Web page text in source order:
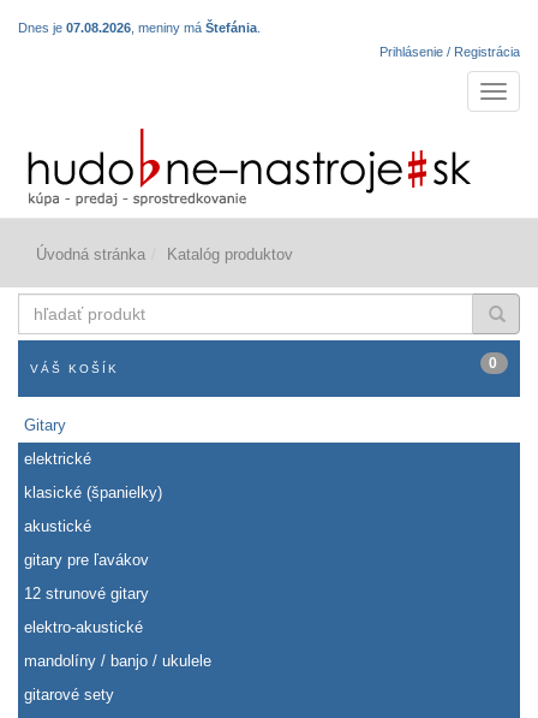
Dnes je 07.08.2026 , meniny má Štefánia
Prihlásenie / Registrácia
Úvodná stránka Katalóg produktov
produkt
VÁŠ KOŠÍK 0
Gitary
elektrické
klasické (španielky)
akustické
gitary pre ľavákov
12 strunové gitary
elektro-akustické
mandolíny / banjo / ukulele
gitarové sety